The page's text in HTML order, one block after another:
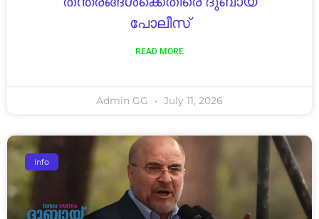
പോലീസ്
READ MORE
Admin GG July 11, 2026
Info